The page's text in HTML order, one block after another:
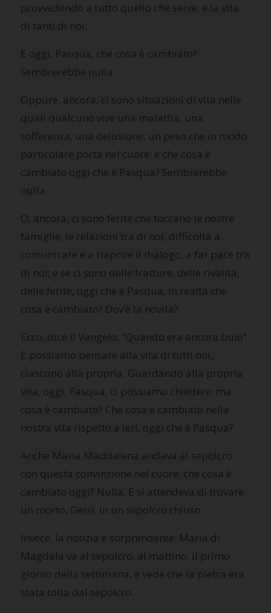
provvedendo a tutto quello che serve: è la vita
di tanti di noi.
E oggi, Pasqua, che cosa è cambiato?
Sembrerebbe nulla.
Oppure, ancora, ci sono situazioni di vita nelle
quali qualcuno vive una malattia, una
sofferenza, una delusione, un peso che in modo
particolare porta nel cuore: e che cosa è
cambiato oggi che è Pasqua? Sembrerebbe
nulla.
O, ancora, ci sono ferite che toccano le nostre
famiglie, le relazioni tra di noi, difficoltà a
comunicare e a riaprire il dialogo, a far pace tra
di noi; e se ci sono delle fratture, delle rivalità,
delle ferite, oggi che è Pasqua, in realtà che
cosa è cambiato? Dov’è la novità?
Ecco, dice il Vangelo: “Quando era ancora buio”
E possiamo pensare alla vita di tutti noi,
ciascuno alla propria. Guardando alla propria
vita, oggi, Pasqua, ci possiamo chiedere: ma
cosa è cambiato? Che cosa è cambiato nella
nostra vita rispetto a ieri, oggi che è Pasqua?
Anche Maria Maddalena andava al sepolcro
con questa convinzione nel cuore: che cosa è
cambiato oggi? Nulla. E si attendeva di trovare
un morto, Gesù, in un sepolcro chiuso.
Invece, la notizia è sorprendente: Maria di
Magdala va al sepolcro, al mattino, il primo
giorno della settimana, e vede che la pietra era
stata tolta dal sepolcro.